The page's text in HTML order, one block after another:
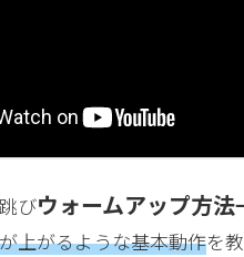
びウォームアップ方
上がるような基本動作を